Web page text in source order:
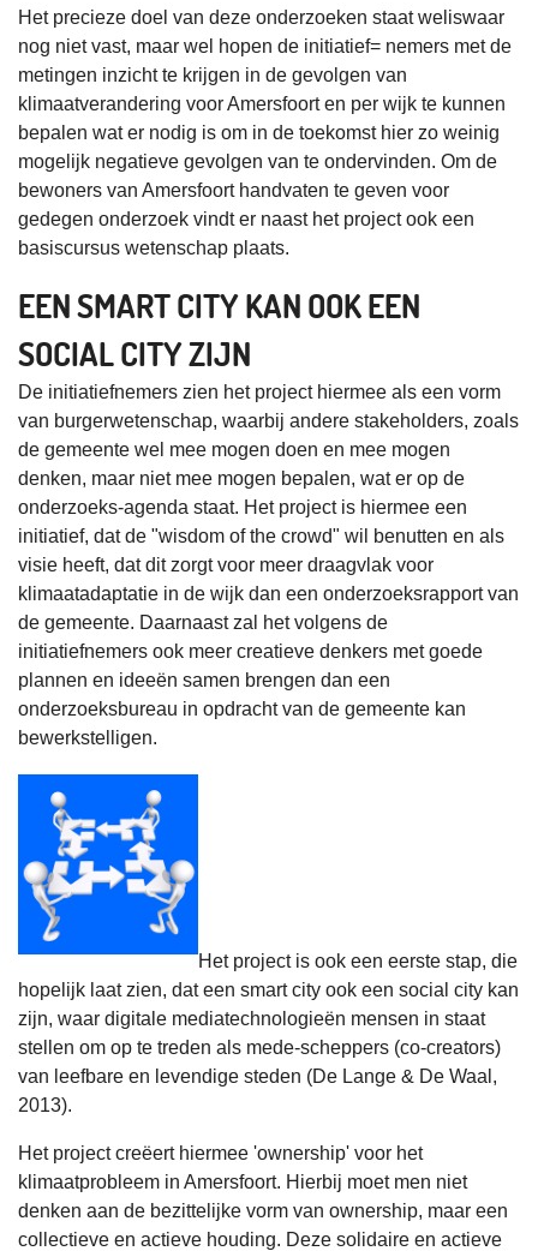
Het precieze doel van deze onderzoeken staat weliswaar
nog niet vast, maar wel hopen de initiatief= nemers met de
metingen inzicht te krijgen in de gevolgen van
klimaatverandering voor Amersfoort en per wijk te kunnen
bepalen wat er nodig is om in de toekomst hier zo weinig
mogelijk negatieve gevolgen van te ondervinden. Om de
bewoners van Amersfoort handvaten te geven voor
gedegen onderzoek vindt er naast het project ook een
basiscursus wetenschap plaats.
EEN SMART CITY KAN OOK EEN
SOCIAL CITY ZIJN
De initiatiefnemers zien het project hiermee als een vorm
van burgerwetenschap, waarbij andere stakeholders, zoals
de gemeente wel mee mogen doen en mee mogen
denken, maar niet mee mogen bepalen, wat er op de
onderzoeks-agenda staat. Het project is hiermee een
initiatief, dat de "wisdom of the crowd" wil benutten en als
visie heeft, dat dit zorgt voor meer draagvlak voor
klimaatadaptatie in de wijk dan een onderzoeksrapport van
de gemeente. Daarnaast zal het volgens de
initiatiefnemers ook meer creatieve denkers met goede
plannen en ideeën samen brengen dan een
onderzoeksbureau in opdracht van de gemeente kan
bewerkstelligen.
Het project is ook een eerste stap, die
hopelijk laat zien, dat een smart city ook een social city kan
zijn, waar digitale mediatechnologieën mensen in staat
stellen om op te treden als mede-scheppers (co-creators)
van leefbare en levendige steden (De Lange & De Waal,
2013).
Het project creëert hiermee 'ownership' voor het
klimaatprobleem in Amersfoort. Hierbij moet men niet
denken aan de bezittelijke vorm van ownership, maar een
collectieve en actieve houding. Deze solidaire en actieve